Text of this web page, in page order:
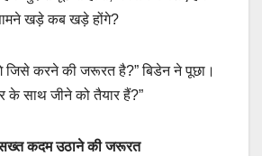
खड़े कब खड़े होंगे?
जिसे करने की जरूरत है?” बिडेन ने पूछा।
के साथ जीने को तैयार हैं?”
सख्त कदम उठाने की जरूरत